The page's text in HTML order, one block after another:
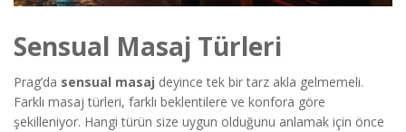
Sensual Masaj Türleri
Prag’da sensual masaj deyince tek bir tarz akla gelmemeli.
Farklı masaj türleri, farklı beklentilere ve konfora göre
şekilleniyor. Hangi türün size uygun olduğunu anlamak için önce